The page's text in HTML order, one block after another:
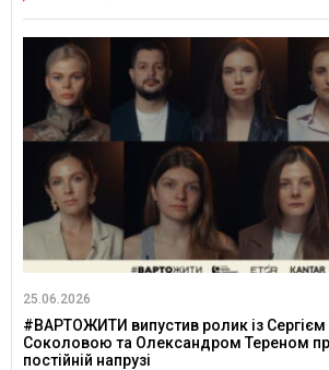
25.06.2026
#ВАРТОЖИТИ випустив ролик із
Соколовою та Олександром Тереном
постійній напрузі